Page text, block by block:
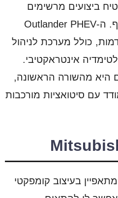
ביצועים מרשימים
כאשר יש צורך בכוח נוסף. ה-Outlander PHEV
כולל מערכת לניהול
אינטראקטיבי.
היא מהשורה הראשונה,
עם סיטואציות מורכבות
Mitsubishi Space Star מתאפיין בעיצוב קומפקטי